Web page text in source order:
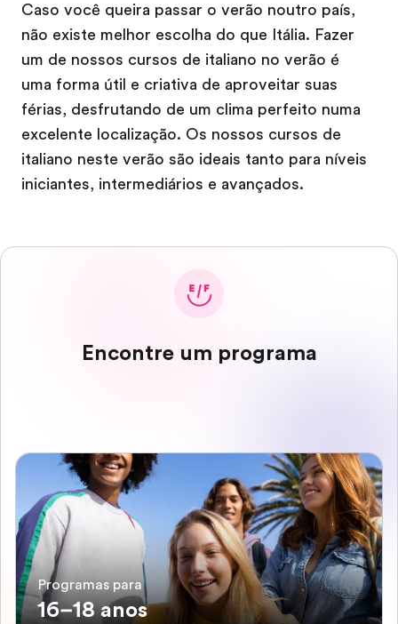
Caso você queira passar o verão noutro país,
não existe melhor escolha do que Itália. Fazer
um de nossos cursos de italiano no verão é
uma forma útil e criativa de aproveitar suas
férias, desfrutando de um clima perfeito numa
excelente localização. Os nossos cursos de
italiano neste verão são ideais tanto para níveis
iniciantes, intermediários e avançados.
Encontre um programa
Programas para
16–18 anos